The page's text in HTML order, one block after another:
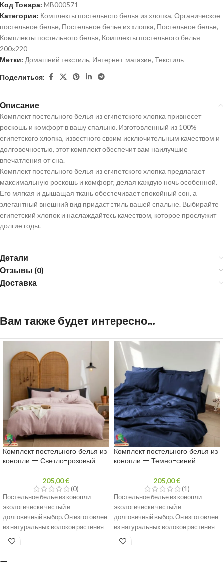
Код Товара: MB000571
Категории: Комплекты постельного белья из хлопка, Органическое
постельное белье, Постельное белье из хлопка, Постельное белье,
Комплекты постельного белья, Комплекты постельного белья
200х220
Метки: Домашний текстиль, Интернет-магазин, Текстиль
Поделиться:
Описание
Комплект постельного белья из египетского хлопка привнесет
роскошь и комфорт в вашу спальню. Изготовленный из 100%
египетского хлопка, известного своим исключительным качеством и
долговечностью, этот комплект обеспечит вам наилучшие
впечатления от сна.
Комплект постельного белья из египетского хлопка предлагает
максимальную роскошь и комфорт, делая каждую ночь особенной.
Его мягкая и дышащая ткань обеспечивает спокойный сон, а
элегантный внешний вид придаст стиль вашей спальне. Выбирайте
египетский хлопок и наслаждайтесь качеством, которое прослужит
долгие годы.
Детали
Отзывы (0)
Доставка
Вам также будет интересно…
Комплект постельного белья из
конопли — Светло-розовый
205,00€
(0)
Постельное белье из конопли –
экологически чистый и
долговечный выбор. Он изготовлен
из натуральных волокон растения
конопли, которые имеют ряд
преимуществ. Волокна конопли
Комплект постельного белья из
конопли — Темно-синий
205,00€
(1)
Постельное белье из конопли –
экологически чистый и
долговечный выбор. Он изготовлен
из натуральных волокон растения
конопли, которые имеют ряд
преимуществ. Волокна конопли